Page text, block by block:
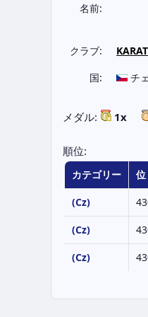
名前:
クラブ:
国:
チ
メダル: 1x
順位:
カテゴリー 位
(Cz)
(Cz)
(Cz)